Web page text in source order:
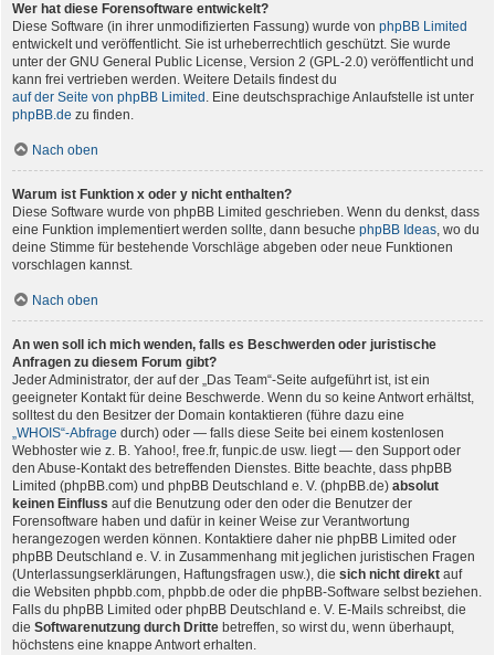
Wer hat diese Forensoftware entwickelt?
Diese Software (in ihrer unmodifizierten Fassung) wurde von phpBB Limited
entwickelt und veröffentlicht. Sie ist urheberrechtlich geschützt. Sie wurde
unter der GNU General Public License, Version 2 (GPL-2.0) veröffentlicht und
kann frei vertrieben werden. Weitere Details findest du
auf der Seite von phpBB Limited . Eine deutschsprachige Anlaufstelle ist unter
phpBB.de zu finden.
Nach oben
Warum ist Funktion x oder y nicht enthalten?
Diese Software wurde von phpBB Limited geschrieben. Wenn du denkst, dass
eine Funktion implementiert werden sollte, dann besuche phpBB Ideas, wo du
deine Stimme für bestehende Vorschläge abgeben oder neue Funktionen
vorschlagen kannst.
Nach oben
An wen soll ich mich wenden, falls es Beschwerden oder juristische
Anfragen zu diesem Forum gibt?
Jeder Administrator, der auf der „Das Team“-Seite aufgeführt ist, ist ein
geeigneter Kontakt für deine Beschwerde. Wenn du so keine Antwort erhältst,
solltest du den Besitzer der Domain kontaktieren (führe dazu eine
„WHOIS“-Abfrage durch) oder — falls diese Seite bei einem kostenlosen
Webhoster wie z. B. Yahoo!, free.fr, funpic.de usw. liegt — den Support oder
den Abuse-Kontakt des betreffenden Dienstes. Bitte beachte, dass phpBB
Limited (phpBB.com) und phpBB Deutschland e. V. (phpBB.de) absolut
keinen Einfluss auf die Benutzung oder den oder die Benutzer der
Forensoftware haben und dafür in keiner Weise zur Verantwortung
herangezogen werden können. Kontaktiere daher nie phpBB Limited oder
phpBB Deutschland e. V. in Zusammenhang mit jeglichen juristischen Fragen
(Unterlassungserklärungen, Haftungsfragen usw.), die sich nicht direkt auf
die Websiten phpbb.com, phpbb.de oder die phpBB-Software selbst beziehen.
Falls du phpBB Limited oder phpBB Deutschland e. V. E-Mails schreibst, die
die Softwarenutzung durch Dritte betreffen, so wirst du, wenn überhaupt,
höchstens eine knappe Antwort erhalten.